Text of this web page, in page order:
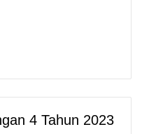
4 Tahun 2023